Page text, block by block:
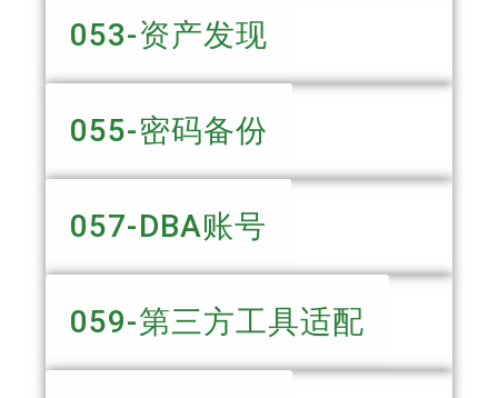
053-资产发现
055-密码备份
057-DBA账号
059-第三方工具适配